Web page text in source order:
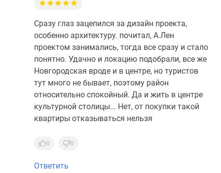
Сразу глаз зацепился за дизайн проекта,
особенно архитектуру. почитал, А.Лен
проектом занимались, тогда все сразу и стало
понятно. Удачно и локацию подобрали, все же
Новгородская вроде и в центре, но туристов
тут много не бывает, поэтому район
относительно спокойный. Да и жить в центре
культурной столицы... Нет, от покупки такой
квартиры отказываться нельзя
0 0
Ответить